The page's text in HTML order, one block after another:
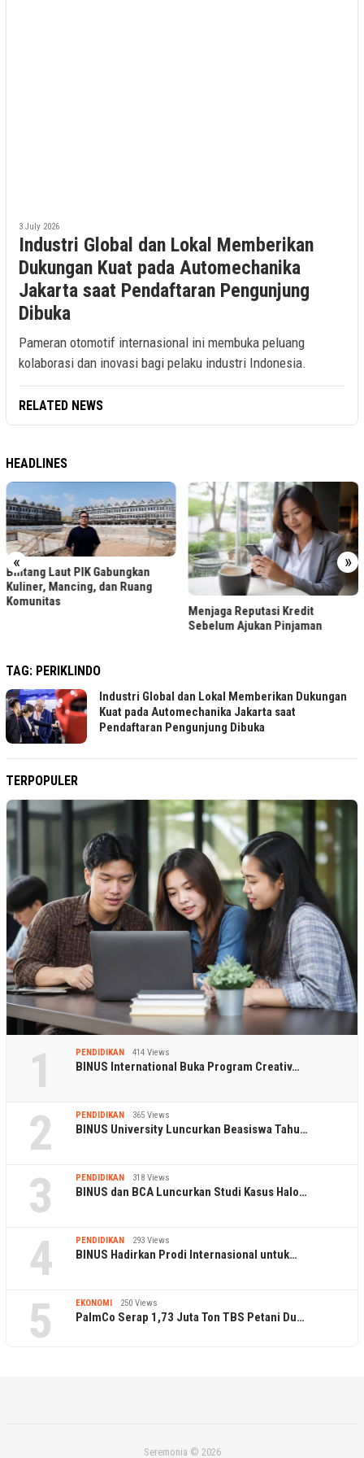
3 July 2026
Industri Global dan Lokal Memberikan
Dukungan Kuat pada Automechanika
Jakarta saat Pendaftaran Pengunjung
Dibuka
Pameran otomotif internasional ini membuka peluang
kolaborasi dan inovasi bagi pelaku industri Indonesia.
RELATED NEWS
HEADLINES
« »
Bintang Laut PIK Gabungkan
Kuliner, Mancing, dan Ruang
Komunitas
Menjaga Reputasi Kredit
Sebelum Ajukan Pinjaman
TAG: PERIKLINDO
Industri Global dan Lokal Memberikan Dukungan
Kuat pada Automechanika Jakarta saat
Pendaftaran Pengunjung Dibuka
TERPOPULER
1 PENDIDIKAN 414 Views
BINUS International Buka Program Creativ…
2 PENDIDIKAN 365 Views
BINUS University Luncurkan Beasiswa Tahu…
3 PENDIDIKAN 318 Views
BINUS dan BCA Luncurkan Studi Kasus Halo…
4 PENDIDIKAN 293 Views
BINUS Hadirkan Prodi Internasional untuk…
5 EKONOMI 250 Views
PalmCo Serap 1,73 Juta Ton TBS Petani Du…
Seremonia © 2026